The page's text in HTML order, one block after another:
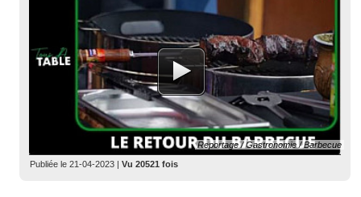
Reportage / Gastronomie / Barbecue
Publiée le 21-04-2023 | Vu 20521 fois